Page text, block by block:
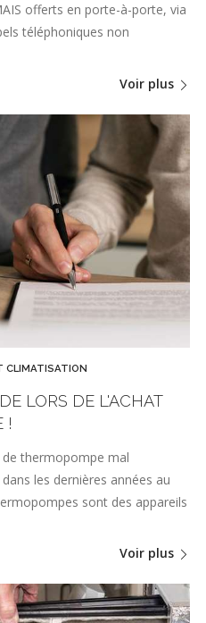
offerts en porte-à-porte, via
téléphoniques non
Voir plus
CLIMATISATION
LORS DE L'ACHAT
!
thermopompe mal
les dernières années au
sont des appareils
Voir plus